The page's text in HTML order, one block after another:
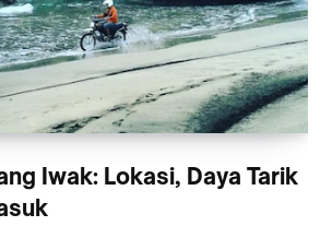
Iwak: Lokasi, Daya Tarik